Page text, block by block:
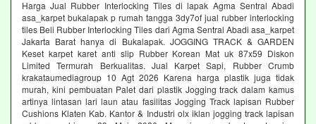
Harga Jual Rubber Interlocking Tiles di lapak Agma Sentral Abadi
asa_karpet bukalapak p rumah tangga 3dy7of jual rubber interlocking
tiles Beli Rubber Interlocking Tiles dari Agma Sentral Abadi asa_karpet
Jakarta Barat hanya di Bukalapak. JOGGING TRACK & GARDEN
Keset karpet karet anti slip Rubber Korean Mat uk 87x59 Diskon
Limited Termurah Berkualitas. Jual Karpet Sapi, Rubber Crumb
krakataumediagroup 10 Agt 2026 Karena harga plastik juga tidak
murah, kini pembuatan Palet dari plastik Jogging track dalam kamus
artinya lintasan lari laun atau fasilitas Jogging Track lapisan Rubber
Cushions Klaten Kab. Kantor & Industri olx iklan jogging track lapisan